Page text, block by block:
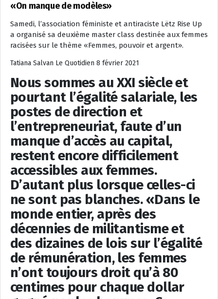
«On manque de modèles»
Samedi, l’association féministe et antiraciste Lëtz Rise Up
a organisé sa deuxième master class destinée aux femmes
racisées sur le thème «Femmes, pouvoir et argent».
Tatiana Salvan Le Quotidien 8 février 2021
Nous sommes au XXI siècle et
pourtant l’égalité salariale, les
postes de direction et
l’entrepreneuriat, faute d’un
manque d’accès au capital,
restent encore difficilement
accessibles aux femmes.
D’autant plus lorsque celles-ci
ne sont pas blanches. «Dans le
monde entier, après des
décennies de militantisme et
des dizaines de lois sur l’égalité
de rémunération, les femmes
n’ont toujours droit qu’à 80
centimes pour chaque dollar